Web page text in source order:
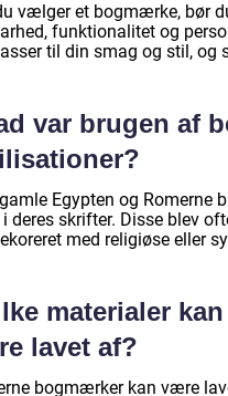
vælger et bogmærke, bør
funktionalitet og
til din smag og stil, og
var brugen af
Egypten og Romerne
deres skrifter. Disse blev
med religiøse eller
materialer
lavet af?
bogmærker kan være